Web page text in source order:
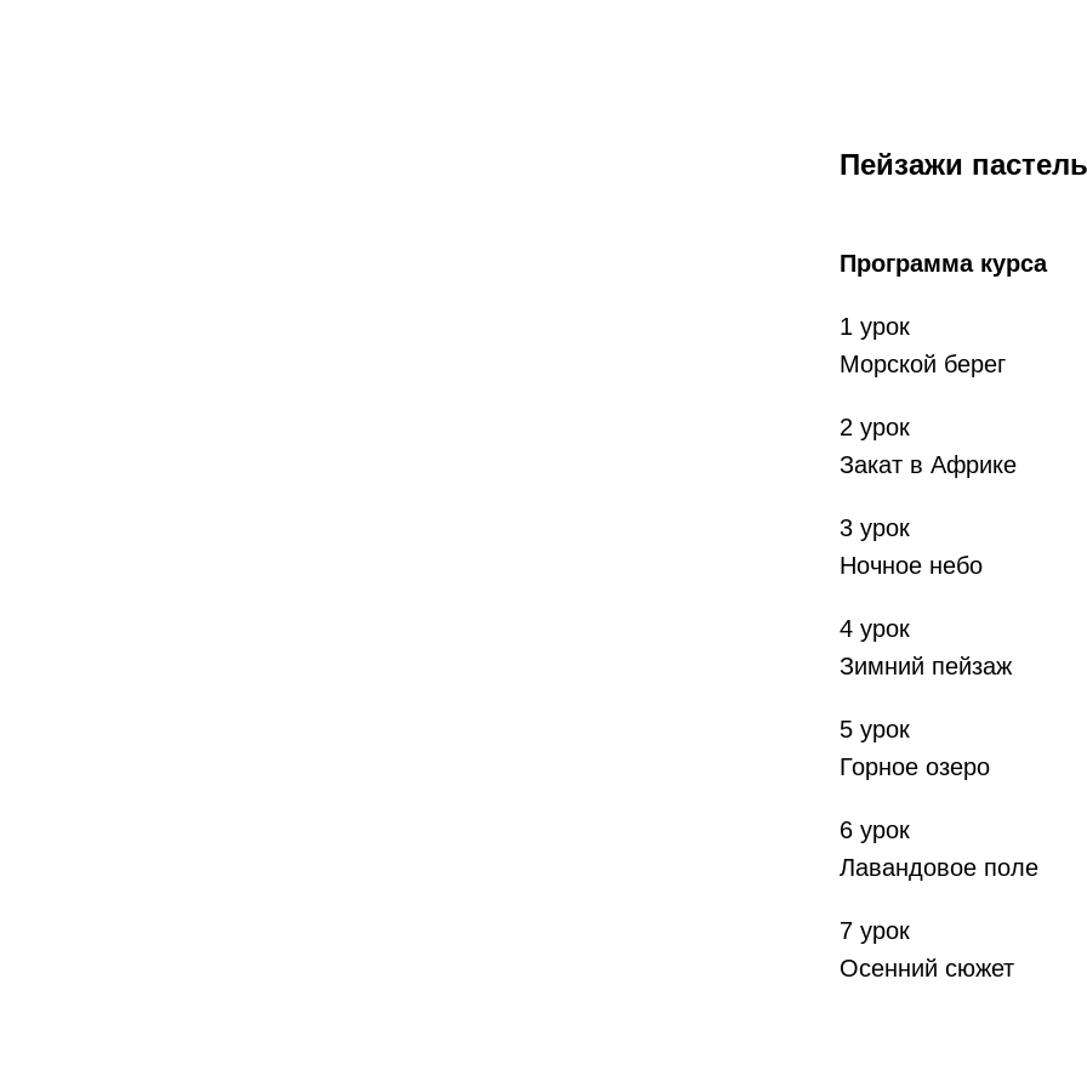
Пейзажи
Программа курса
1 урок
Морской берег
2 урок
Закат в Африке
3 урок
Ночное небо
4 урок
Зимний пейзаж
5 урок
Горное озеро
6 урок
Лавандовое поле
7 урок
Осенний сюжет